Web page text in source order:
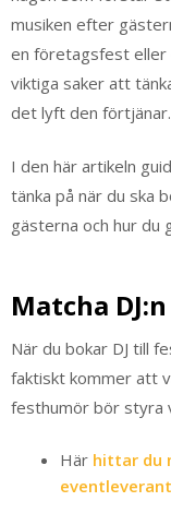
musiken efter
en företagsfest eller
viktiga saker att
det lyft den förtjänar.
I den här artikeln
tänka på när du ska
gästerna och hur du
Matcha
När du bokar DJ till
faktiskt kommer att
festhumör bör styra
Här hittar du